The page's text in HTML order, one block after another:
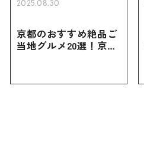
2025.08.30
京都のおすすめ絶品ご
当地グルメ20選！京都